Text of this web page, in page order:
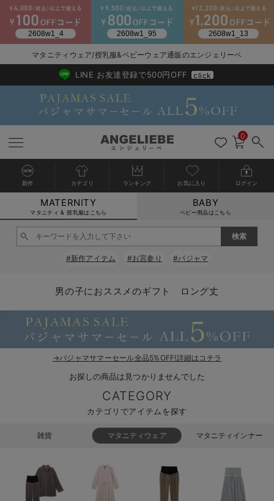
マタニティウェア全て
マタニティ ワンピース
マタニティ トップス
マタニティ アウター（コート）・ママコート
マタニティ 下着・インナー全て
授乳ブラ・マタニティブラ（マタニティインナー・産後用品）
マタニティ 授乳 キャミソール
産褥ショーツ
骨盤・マタニティベルト （妊娠中・産後）
マタニティ 腹巻き
授乳服全て
マタニティ フォーマル全て
マタニティ スーツ
マタニティ フォーマル パンツ・ボトムス
授乳用品全て
妊婦用 抱き枕・授乳クッション
マタニティレッグウェア全て
マタニティストッキング・タイツ
マタニティ ボディケア全て
アウトレット全て
【アウトレット】ワンピース
【アウトレット】パジャマ
【アウトレット】インナー
【アウトレット】ベビー
特集全て
コットン素材
ブラトップ
快適機能ウェア特集 トップス
再入荷全て
再入荷｜インナー
戻る
送料無料アイテム全て
ワンピース
スカート
パジャマ
インナー
ベビー
戻る
ブラキャミ おまとめ
MAX55%OFF ブラックフ
戻る
【37周年祭セール】
【37周年祭セール】
戻る
気温差別オススメア
【15℃】3月下旬～
戻る
動きやすく着回しで
戻る
強撚スムース(コスパ
戻る
マタニティウェア
【おまとめ割】パジ
戻る
こだわりの履き心地
カジュアル
オフィス
戻る
ジャケット派
きれいめ美脚パンツ派
ツィード派
王道シンプル派
戻る
出産準備応援割全て
マタニティパジャマ
戻る
【オフィスカジュア
戻る
レギンスタイプ
戻る
【フォーマル】ワン
戻る
【ベビー】長袖
戻る
ハンカチ
短肌着
セット
戻る
快適ウェア10%OFF
快適ウェア10%OFF
戻る
春のマタニティワン
セットアップ・ レイ
ジャンパースカート/
ワーク・オフィス
カジュアル
あったかアイテム｜
戻る
Gift Selection 出産
〜3,000円（税込）
10,001円（税込）〜
女の子におススメの
男の子におススメの
もらって嬉しいギフト
何枚あっても嬉しい
戻る
冬の冷え対策インナ
薄くてあったか
保温&リカバリー
レギンス・タイツ
カップ付きインナー
裏起毛素材
戻る
入院準備の持ち物チ
入院してすぐ使うグ
戻る
冬のあったか特集全て
【冬のあったか特集
【冬のあったか特集
マタニティウェア/授乳服&ベビーウェア通販のエンジェリーベ
2026/NewArrival
送料495円(一部地域を除く) 7,700円以上で送料無料
LINE お友達登録で500円OFF click
0
新作 カテゴリ ランキング お気に入り ログイン
MATERNITY
マタニティ & 授乳服はこちら
BABY
ベビー用品はこちら
#新作アイテム #お宮参り #パジャマ
男の子におススメのギフト ロング丈
→パジャマサマーセール全品5%OFF!詳細はコチラ
お探しの商品は見つかりませんでした
CATEGORY
カテゴリでアイテムを探す
雑貨 マタニティウェア マタニティインナー
カートに入れる
閉じる